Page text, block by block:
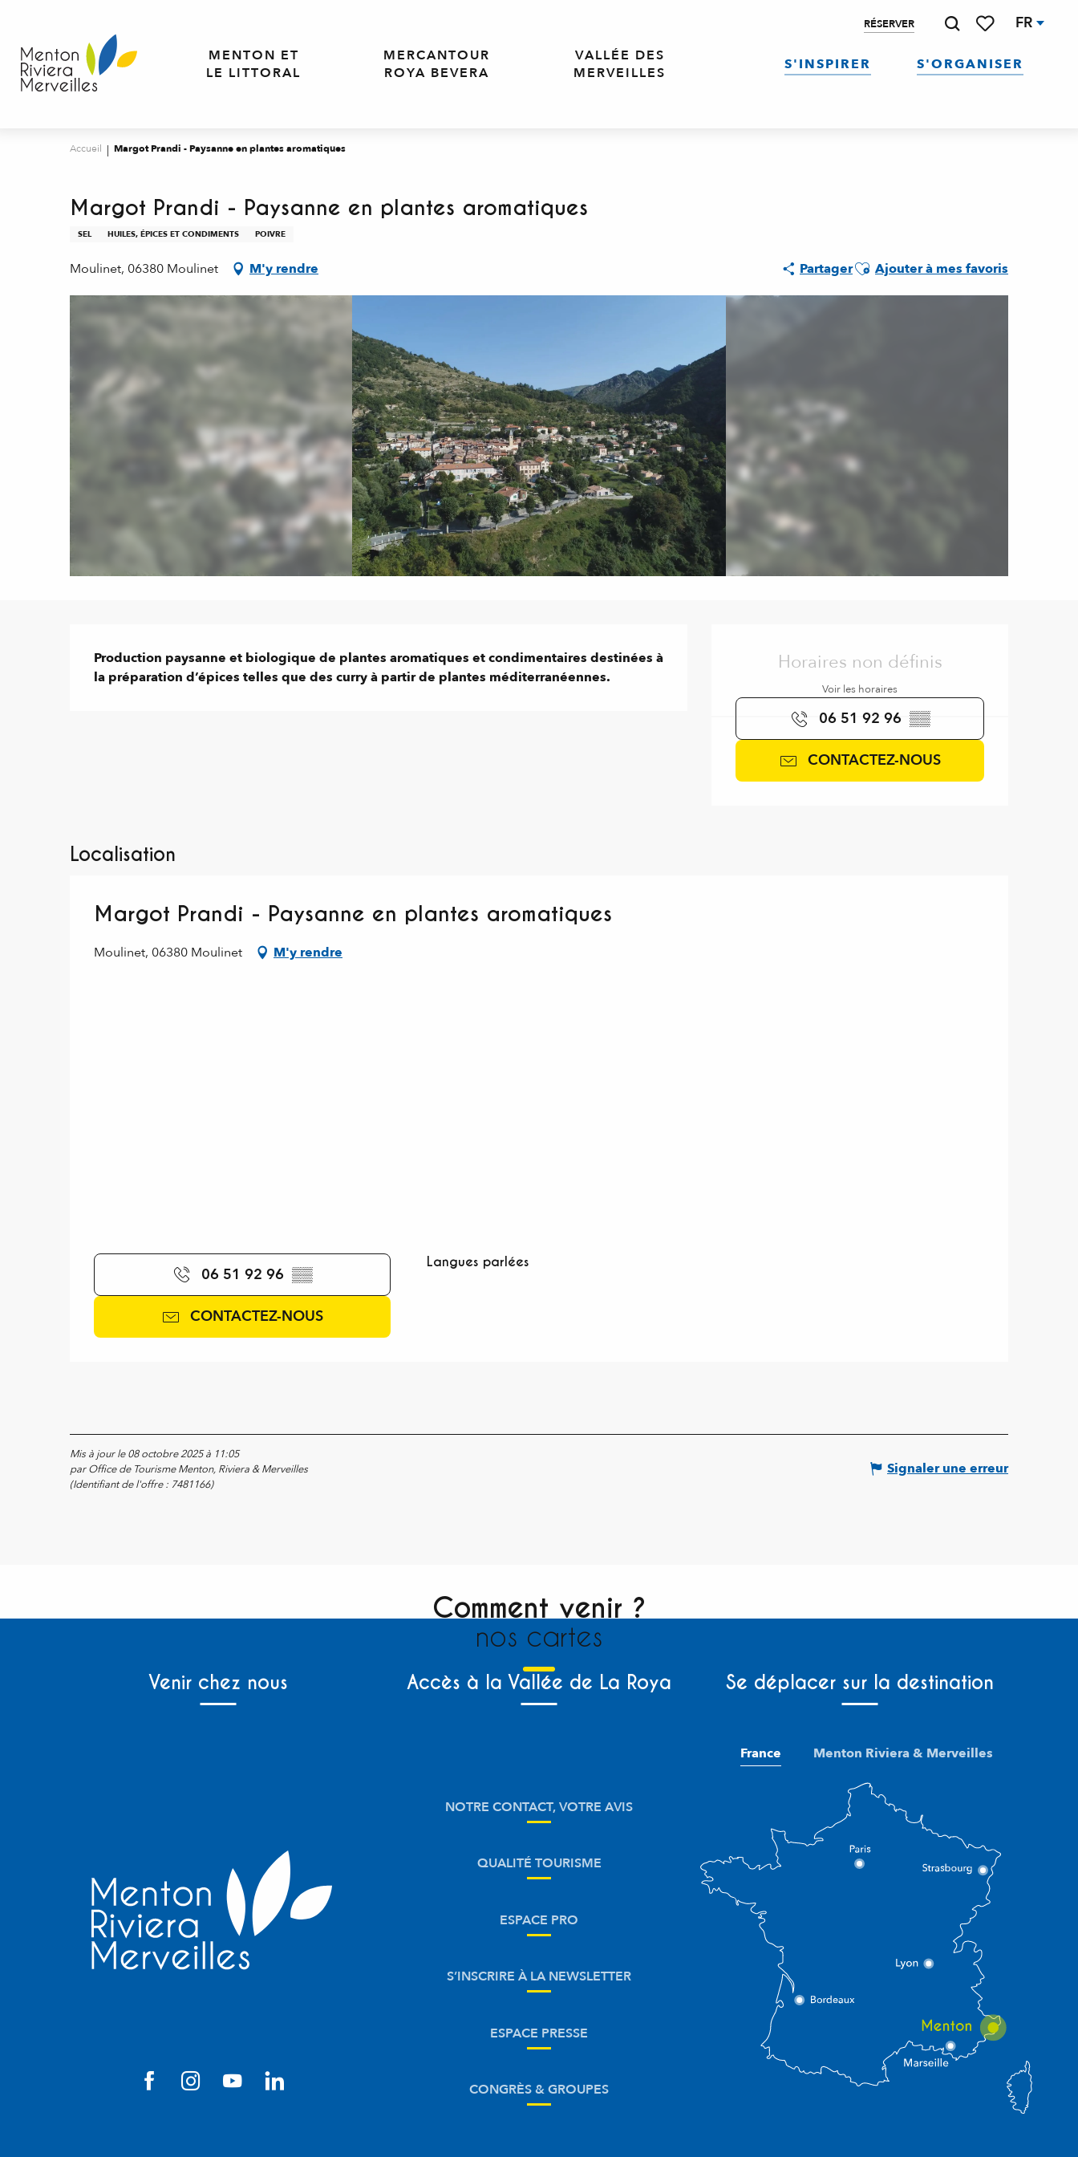
contenu
principal
RÉSERVER FR
MENTON ET
LE LITTORAL
MERCANTOUR
ROYA BEVERA
VALLÉE DES
MERVEILLES
S'INSPIRER S'ORGANISER
Accueil Margot Prandi - Paysanne en plantes aromatiques
Margot Prandi - Paysanne en plantes aromatiques
SEL HUILES, ÉPICES ET CONDIMENTS POIVRE
Moulinet, 06380 Moulinet M'y rendre PartagerAjouter aux favoris
Ajouter à mes favoris
Horaires non définis
Voir les horaires
06 51 92 96 ▒▒
CONTACTEZ-NOUS
Description
Production paysanne et biologique de plantes aromatiques et condimentaires destinées à
la préparation d’épices telles que des curry à partir de plantes méditerranéennes.
Localisation
Margot Prandi - Paysanne en plantes aromatiques
Moulinet, 06380 Moulinet M'y rendre
06 51 92 96 ▒▒
CONTACTEZ-NOUS
Langues parlées
Langues parlées
Mis à jour le 08 octobre 2025 à 11:05
par Office de Tourisme Menton, Riviera & Merveilles
(Identifiant de l'offre : 7481166)
Signaler une erreur
Comment venir ?
nos cartes
Venir chez nous Accès à la Vallée de La Roya Se déplacer sur la destination
NOTRE CONTACT, VOTRE AVIS
QUALITÉ TOURISME
ESPACE PRO
S’INSCRIRE À LA NEWSLETTER
ESPACE PRESSE
CONGRÈS & GROUPES
France Menton Riviera & Merveilles